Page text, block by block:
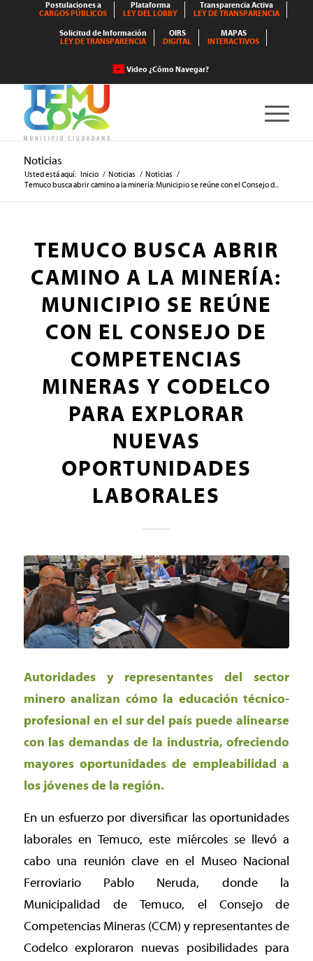
Postulaciones a
CARGOS PÚBLICOS
Plataforma
LEY DEL LOBBY
Transparencia Activa
LEY DE TRANSPARENCIA
Solicitud de Información
LEY DE TRANSPARENCIA
OIRS
DIGITAL
MAPAS
INTERACTIVOS
Video ¿Cómo Navegar?
Noticias
Usted está aquí: Inicio / Noticias / Noticias /
Temuco busca abrir camino a la minería: Municipio se reúne con el Consejo d...
TEMUCO BUSCA ABRIR
CAMINO A LA MINERÍA:
MUNICIPIO SE REÚNE
CON EL CONSEJO DE
COMPETENCIAS
MINERAS Y CODELCO
PARA EXPLORAR
NUEVAS
OPORTUNIDADES
LABORALES
Autoridades y representantes del sector
minero analizan cómo la educación técnico-
profesional en el sur del país puede alinearse
con las demandas de la industria, ofreciendo
mayores oportunidades de empleabilidad a
los jóvenes de la región.
En un esfuerzo por diversificar las oportunidades
laborales en Temuco, este miércoles se llevó a
cabo una reunión clave en el Museo Nacional
Ferroviario Pablo Neruda, donde la
Municipalidad de Temuco, el Consejo de
Competencias Mineras (CCM) y representantes de
Codelco exploraron nuevas posibilidades para